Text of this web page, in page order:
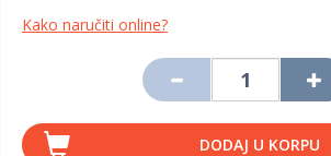
Kako naručiti online?
DODAJ U KORPU